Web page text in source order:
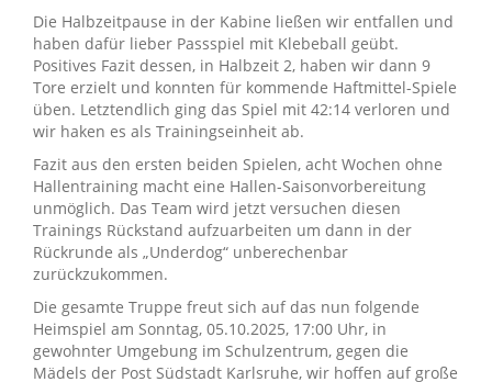
Die Halbzeitpause in der Kabine ließen wir entfallen und
haben dafür lieber Passspiel mit Klebeball geübt.
Positives Fazit dessen, in Halbzeit 2, haben wir dann 9
Tore erzielt und konnten für kommende Haftmittel-Spiele
üben. Letztendlich ging das Spiel mit 42:14 verloren und
wir haken es als Trainingseinheit ab.
Fazit aus den ersten beiden Spielen, acht Wochen ohne
Hallentraining macht eine Hallen-Saisonvorbereitung
unmöglich. Das Team wird jetzt versuchen diesen
Trainings Rückstand aufzuarbeiten um dann in der
Rückrunde als „Underdog“ unberechenbar
zurückzukommen.
Die gesamte Truppe freut sich auf das nun folgende
Heimspiel am Sonntag, 05.10.2025, 17:00 Uhr, in
gewohnter Umgebung im Schulzentrum, gegen die
Mädels der Post Südstadt Karlsruhe, wir hoffen auf große